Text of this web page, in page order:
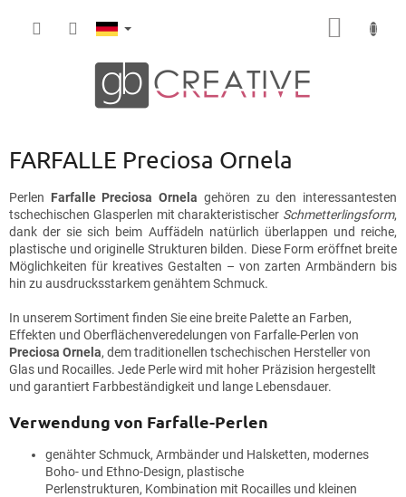
FARFALLE Preciosa Ornela
Perlen Farfalle Preciosa Ornela gehören zu den interessantesten
tschechischen Glasperlen mit charakteristischer Schmetterlingsform,
dank der sie sich beim Auffädeln natürlich überlappen und reiche,
plastische und originelle Strukturen bilden. Diese Form eröffnet breite
Möglichkeiten für kreatives Gestalten – von zarten Armbändern bis
hin zu ausdrucksstarkem genähtem Schmuck.
In unserem Sortiment finden Sie eine breite Palette an Farben,
Effekten und Oberflächenveredelungen von Farfalle-Perlen von
Preciosa Ornela, dem traditionellen tschechischen Hersteller von
Glas und Rocailles. Jede Perle wird mit hoher Präzision hergestellt
und garantiert Farbbeständigkeit und lange Lebensdauer.
Verwendung von Farfalle-Perlen
genähter Schmuck, Armbänder und Halsketten, modernes
Boho- und Ethno-Design, plastische
Perlenstrukturen, Kombination mit Rocailles und kleinen